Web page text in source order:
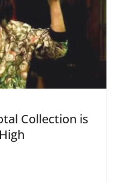
Collection is